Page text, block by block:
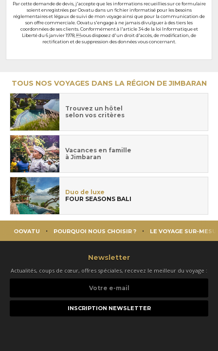
Par cette demande de devis, j'accepte que les informations recueillies sur ce formulaire
soient enregistrées par Oovatu dans un fichier informatisé pour les besoins
réglementaires et légaux de suivi de mon voyage ainsi que pour la communication de
son offre commerciale. Oovatu s'engage à ne jamais divulguer à des tiers les
coordonnées de ses clients. Conformément à l'article 34 de la loi Informatique et
Liberté du 6 janvier 1978, vous disposez d'un droit d'accès, de modification, de
rectification et de suppression des données vous concernant.
TOUS NOS VOYAGES DANS LA RÉGION DE JIMBARAN
Trouvez un hôtel
selon vos critères
Vacances en famille
à Jimbaran
Duo de luxe
FOUR SEASONS BALI
OOVATU POURQUOI NOUS CHOISIR ? LE VOYAGE SUR-
Newsletter
Actualités, coups de cœur, offres spéciales, recevez le meilleur du voyage :
e-